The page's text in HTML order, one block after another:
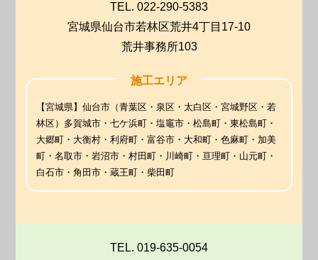
TEL. 022-290-5383
宮城県仙台市若林区荒井4丁目17-10
荒井事務所103
施工エリア
【宮城県】仙台市（青葉区・泉区・太白区・宮城野区・若
林区）多賀城市・七ケ浜町・塩竈市・松島町・東松島町・
大郷町・大衡村・利府町・富谷市・大和町・色麻町・加美
町・名取市・岩沼市・村田町・川崎町・亘理町・山元町・
白石市・角田市・蔵王町・柴田町
TEL. 019-635-0054